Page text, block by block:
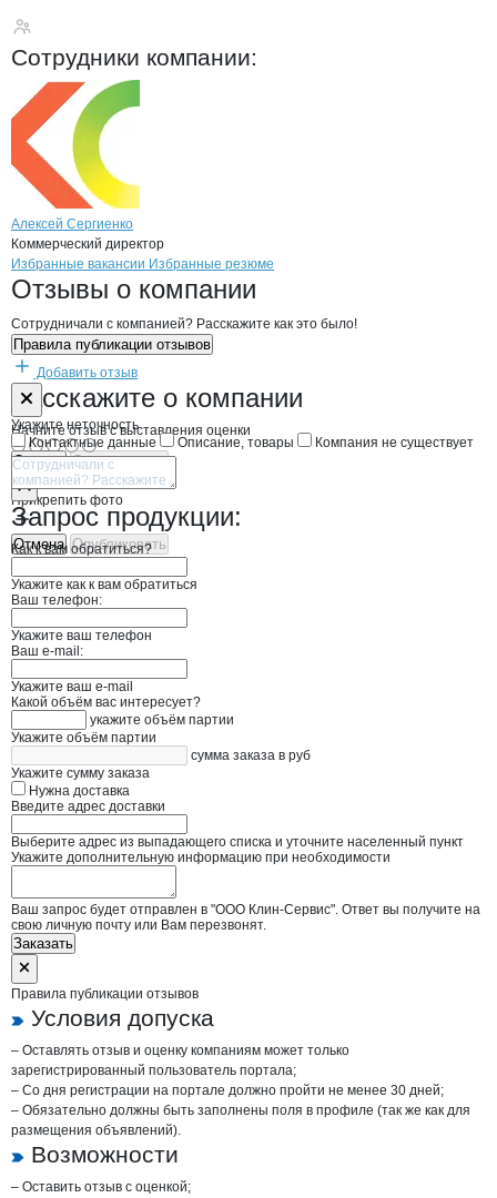
Сотрудники компании:
Алексей Сергиенко
Коммерческий директор
Брендыкомпани Клин-Сервис
Вакансии вКлин-Сервис
Избранные вакансии Избранные резюме
Новости oКлин-Сервис, ООО
Отзывы о компании
Сотрудничали с компанией? Расскажите как это было!
Правила публикации отзывов
Добавить отзыв
Расскажите о компании
Начните отзыв с выставления оценки
Прикрепить фото
Отмена Опубликовать
Форма обратной связи о неточностях
Укажите неточность
Контактные данные
Описание, товары Компания не существует
Отмена Опубликовать
Запрос продукции:
Как к вам обратиться?
Укажите как к вам обратиться
Ваш телефон:
Укажите ваш телефон
Ваш e-mail:
Укажите ваш e-mail
Какой объём вас интересует?
укажите объём партии
Укажите объём партии
сумма заказа в руб
Укажите сумму заказа
Нужна доставка
Введите адрес доставки
Выберите адрес из выпадающего списка и уточните населенный пункт
Укажите дополнительную информацию при необходимости
Ваш запрос будет отправлен в "ООО Клин-Сервис". Ответ вы получите на
свою личную почту или Вам перезвонят.
Заказать
Правила публикации отзывов
Условия допуска
– Оставлять отзыв и оценку компаниям может только
зарегистрированный пользователь портала;
– Со дня регистрации на портале должно пройти не менее 30 дней;
– Обязательно должны быть заполнены поля в профиле (так же как для
размещения объявлений).
Возможности
– Оставить отзыв с оценкой;